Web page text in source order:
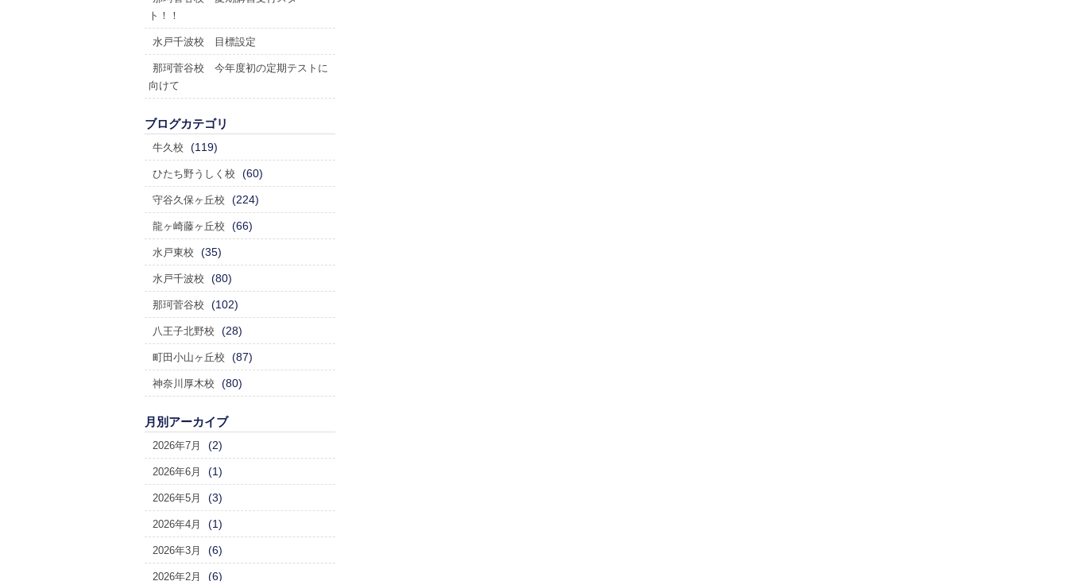
ト！！
水戸千波校 目標設定
那珂菅谷校 今年度初の定期テストに
向けて
ブログカテゴリ
牛久校 (119)
ひたち野うしく校 (60)
守谷久保ヶ丘校 (224)
龍ヶ崎藤ヶ丘校 (66)
水戸東校 (35)
水戸千波校 (80)
那珂菅谷校 (102)
八王子北野校 (28)
町田小山ヶ丘校 (87)
神奈川厚木校 (80)
月別アーカイブ
2026年7月 (2)
2026年6月 (1)
2026年5月 (3)
2026年4月 (1)
2026年3月 (6)
2026年2月 (6)